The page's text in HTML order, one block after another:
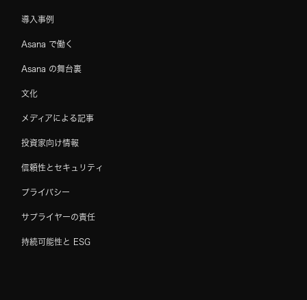
導入事例
Asana で働く
Asana の舞台裏
文化
メディアによる記事
投資家向け情報
信頼性とセキュリティ
プライバシー
サプライヤーの責任
持続可能性と ESG